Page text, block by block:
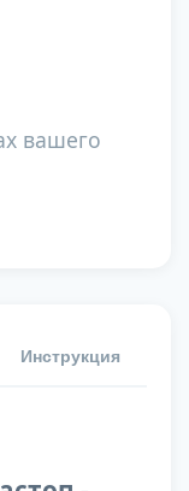
вашего
Инструкция